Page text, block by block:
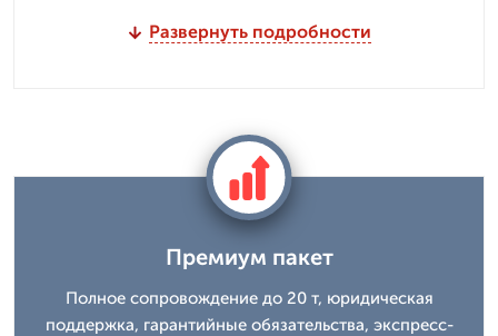
Развернуть подробности
Премиум пакет
Полное сопровождение до 20 т, юридическая
поддержка, гарантийные обязательства, экспресс-